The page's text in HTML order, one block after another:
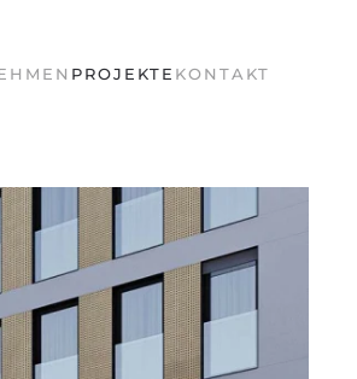
PROJEKTE KONTAKT